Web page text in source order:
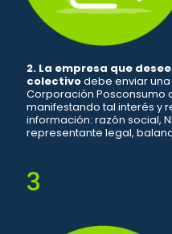
2. La empresa que
colectivodebe enviar
Corporación Posconsumo
manifestando tal interés y
información: razón social,
representante legal,
3